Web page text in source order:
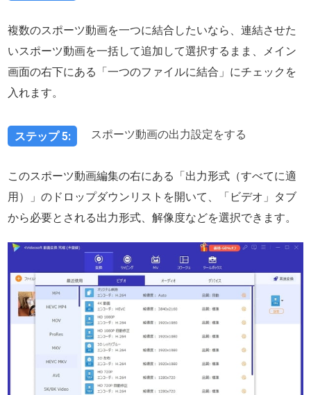
複数のスポーツ動画を一つに結合したいなら、連結させた
いスポーツ動画を一括して追加して選択するまま、メイン
画面の右下にある「一つのファイルに結合」にチェックを
入れます。
ステップ 5: スポーツ動画の出力設定をする
このスポーツ動画編集の右にある「出力形式（すべてに適
用）」のドロップダウンリストを開いて、「ビデオ」タブ
から必要とされる出力形式、解像度などを選択できます。